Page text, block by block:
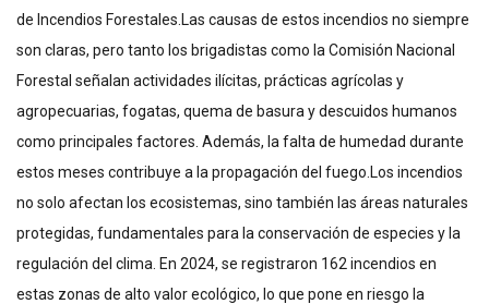
de Incendios Forestales.Las causas de estos incendios no siempre
son claras, pero tanto los brigadistas como la Comisión Nacional
Forestal señalan actividades ilícitas, prácticas agrícolas y
agropecuarias, fogatas, quema de basura y descuidos humanos
como principales factores. Además, la falta de humedad durante
estos meses contribuye a la propagación del fuego.Los incendios
no solo afectan los ecosistemas, sino también las áreas naturales
protegidas, fundamentales para la conservación de especies y la
regulación del clima. En 2024, se registraron 162 incendios en
estas zonas de alto valor ecológico, lo que pone en riesgo la